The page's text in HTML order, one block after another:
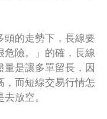
頭的走勢下，長線要
危險。」的確，長線
是讓多單留長，因
，而短線交易行情怎
放空。